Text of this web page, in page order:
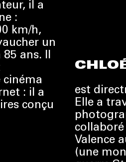
est
Elle a
Valence
(une
il a
:
km/h,
un
ans. Il
cinéma
: il a
conçu